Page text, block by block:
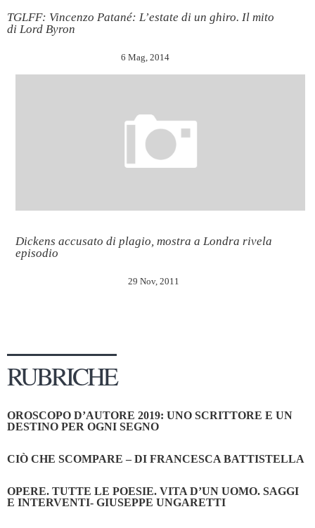
TGLFF: Vincenzo Patané: L’estate di un ghiro. Il mito
di Lord Byron
6 Mag, 2014
Dickens accusato di plagio, mostra a Londra rivela
episodio
29 Nov, 2011
RUBRICHE
OROSCOPO D’AUTORE 2019: UNO SCRITTORE E UN
DESTINO PER OGNI SEGNO
CIÒ CHE SCOMPARE – DI FRANCESCA BATTISTELLA
OPERE. TUTTE LE POESIE. VITA D’UN UOMO. SAGGI
E INTERVENTI- GIUSEPPE UNGARETTI